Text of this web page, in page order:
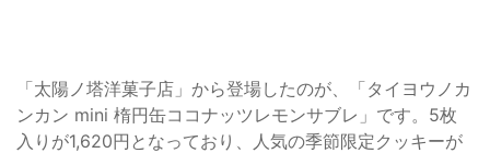
「太陽ノ塔洋菓子店」から登場したのが、「タイヨウノカ
ンカン mini 楕円缶ココナッツレモンサブレ」です。5枚
入りが1,620円となっており、人気の季節限定クッキーが